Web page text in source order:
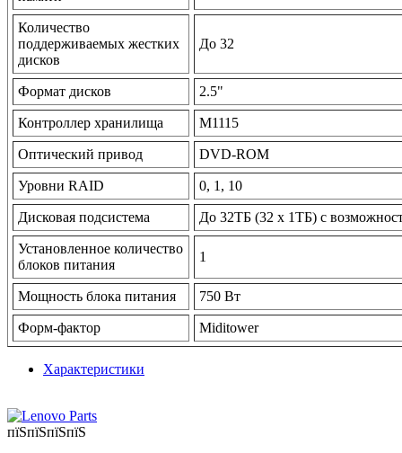
Количество
поддерживаемых жестких
дисков
До 32
Формат дисков 2.5"
Контроллер хранилища M1115
Оптический привод DVD-ROM
Уровни RAID 0, 1, 10
Дисковая подсистема До 32TБ (32 x 1TБ) с
Установленное количество
блоков питания
1
Мощность блока питания 750 Вт
Форм-фактор Miditower
Характеристики
пїЅпїЅпїЅпїЅ